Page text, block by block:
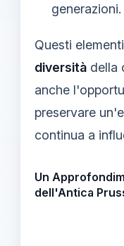
generazioni.
Questi
diversità della
anche
preservare
continua a
Un
dell'Antica